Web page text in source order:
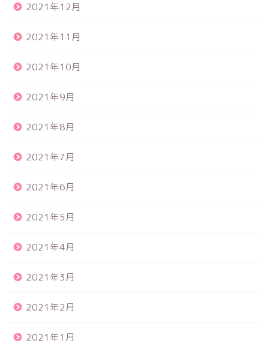
2021年12月
2021年11月
2021年10月
2021年9月
2021年8月
2021年7月
2021年6月
2021年5月
2021年4月
2021年3月
2021年2月
2021年1月